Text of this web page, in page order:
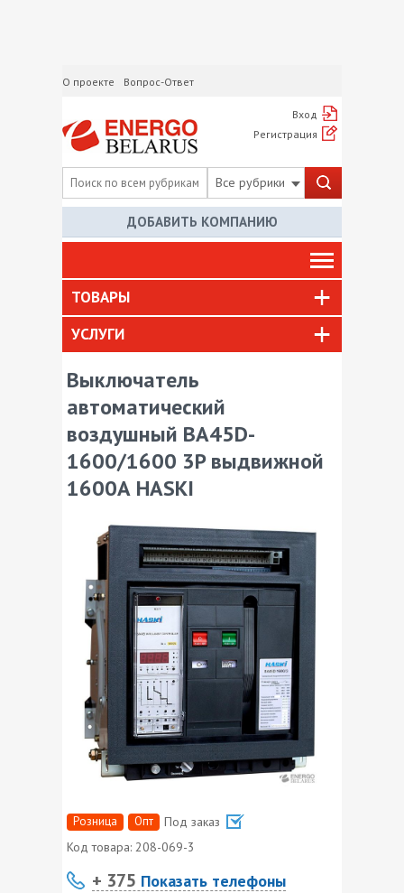
О проекте Вопрос-Ответ
Вход
Регистрация
Все рубрики
ДОБАВИТЬ КОМПАНИЮ
ТОВАРЫ
УСЛУГИ
Выключатель
автоматический
воздушный ВА45D-
1600/1600 3P выдвижной
1600А HASKI
Розница Опт
Под заказ
Код товара: 208-069-3
+ 375 Показать телефоны